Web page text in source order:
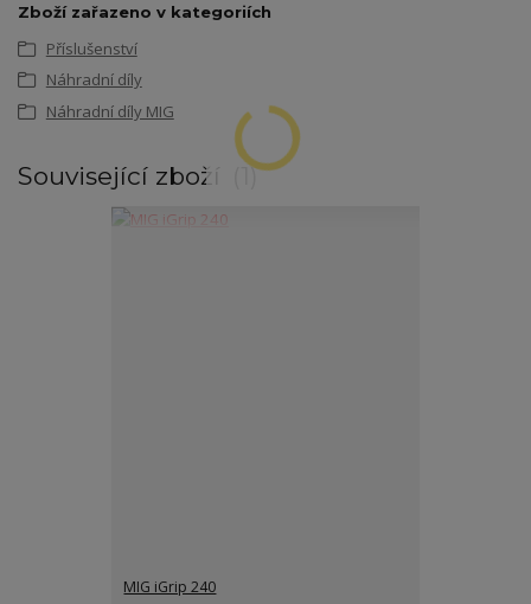
Zboží zařazeno v kategoriích
Příslušenství
Náhradní díly
Náhradní díly MIG
Související zboží 1
MIG iGrip 240